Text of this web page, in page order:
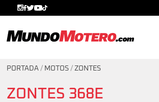
PORTADA / MOTOS / ZONTES
ZONTES 368E